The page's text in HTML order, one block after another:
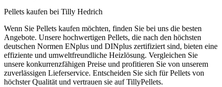
Pellets kaufen bei Tilly Hedrich
Wenn Sie Pellets kaufen möchten, finden Sie bei uns die besten
Angebote. Unsere hochwertigen Pellets, die nach den höchsten
deutschen Normen ENplus und DINplus zertifiziert sind, bieten eine
effiziente und umweltfreundliche Heizlösung. Vergleichen Sie
unsere konkurrenzfähigen Preise und profitieren Sie von unserem
zuverlässigen Lieferservice. Entscheiden Sie sich für Pellets von
höchster Qualität und vertrauen sie auf TillyPellets.